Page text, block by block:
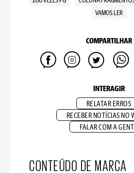
VAMOS LER
COMPARTILHAR
INTERAGIR
RELATAR ERROS
RECEBER NOTÍCIAS NO
FALAR COM A
CONTEÚDO DE MARCA